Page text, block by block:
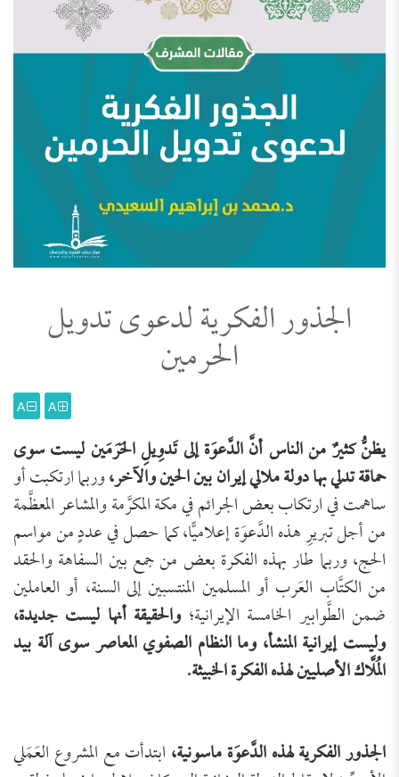
الجذور الفكرية لدعوى تدويل
الحرمين
A
A
يظنُّ كثيرٌ من الناس أنَّ الدَّعوَة إلى تَدوِيلِ الحَرَمَين ليست سوى
حماقة تدلي بها دولة ملالي إيران بين الحين والآخر،وربما ارتكبت أو
ساهمت في ارتكاب بعض الجرائم في مكة المكرَّمة والمشاعر المعظَّمة
من أجل تبريرِ هذه الدَّعوَة إعلاميًّا، كما حصل في عددٍ من مواسم
الحج، وربما طار بهذه الفكرة بعض من جمع بين السفاهة والحقد
من الكتَّاب العَرب أو المسلمين المنتسبين إلى السنة، أو العاملين
ضمن الطَّوابير الخامسة الإيرانية؛ والحقيقة أنها ليست جديدة،
وليست إيرانية المنشأ، وما النظام الصفوي المعاصر سوى آلة بيد
المُلَّاك الأصليين لهذه الفكرة الخبيثة.
الجذور الفكرية لهذه الدَّعوَة ماسونية،ابتدأت مع المشروع العَمَلي